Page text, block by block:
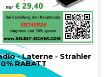
- Laterne - Strahler
RABATT